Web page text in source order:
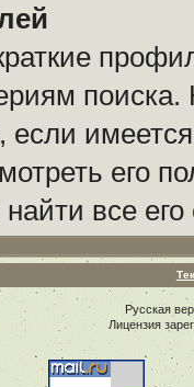
если
его
все
Русская
Лицензия